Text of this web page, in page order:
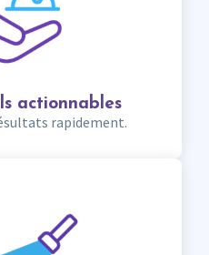
actionnables
rapidement.